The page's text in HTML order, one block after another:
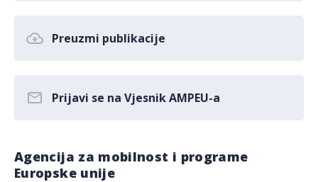
Preuzmi publikacije
Prijavi se na Vjesnik AMPEU-a
Agencija za mobilnost i programe
Europske unije